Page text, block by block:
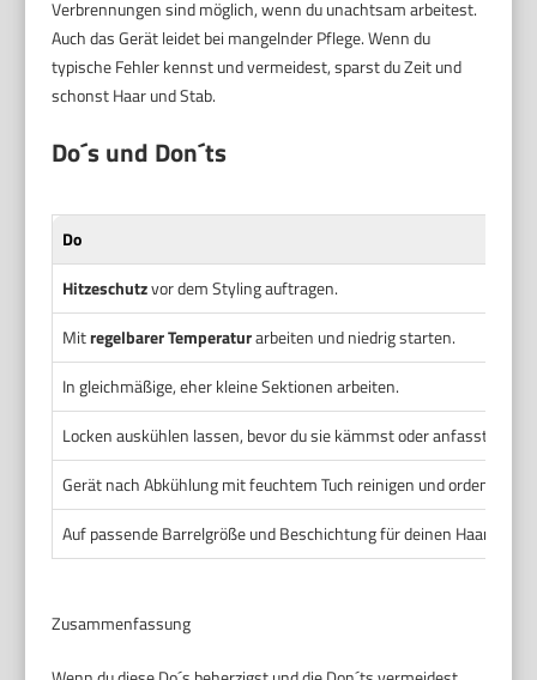
Verbrennungen sind möglich, wenn du unachtsam arbeitest.
Auch das Gerät leidet bei mangelnder Pflege. Wenn du
typische Fehler kennst und vermeidest, sparst du Zeit und
schonst Haar und Stab.
Do´s und Don´ts
Do
Hitzeschutzvor dem Styling auftragen.
Mitregelbarer Temperaturarbeiten und niedrig starten.
In gleichmäßige, eher kleine Sektionen arbeiten.
Locken auskühlen lassen, bevor du sie kämmst oder anfasst.
Gerät nach Abkühlung mit feuchtem Tuch reinigen und ordentlich
Auf passende Barrelgröße und Beschichtung für deinen Haartyp
Zusammenfassung